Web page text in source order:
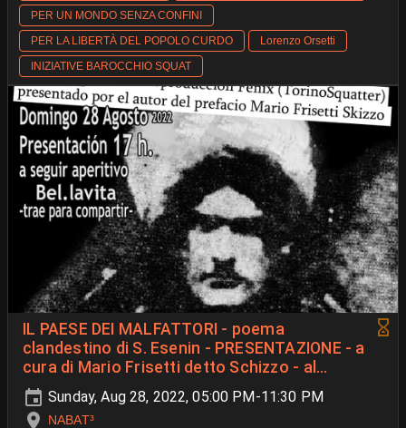
PER UN MONDO SENZA CONFINI
PER LA LIBERTÀ DEL POPOLO CURDO
Lorenzo Orsetti
INIZIATIVE BAROCCHIO SQUAT
IL PAESE DEI MALFATTORI - poema
clandestino di S. Esenin - PRESENTAZIONE - a
cura di Mario Frisetti detto Schizzo - al
NABAT³
Sunday, Aug 28, 2022, 05:00 PM-11:30 PM
NABAT³